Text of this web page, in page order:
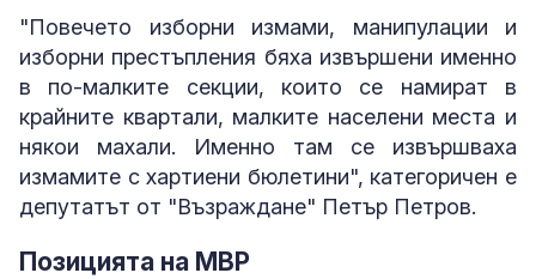
"Повечето изборни измами, манипулации и
изборни престъпления бяха извършени именно
в по-малките секции, които се намират в
крайните квартали, малките населени места и
някои махали. Именно там се извършваха
измамите с хартиени бюлетини", категоричен е
депутатът от "Възраждане" Петър Петров.
Позицията на МВР